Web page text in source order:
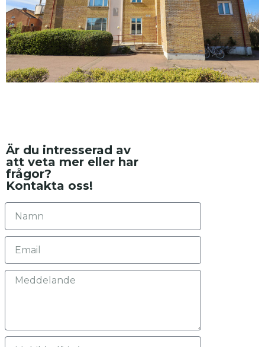
Är du intresserad av
att veta mer eller har
frågor?
Kontakta oss!